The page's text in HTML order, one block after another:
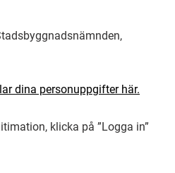
dina personuppgifter här.
klicka på ”Logga in”